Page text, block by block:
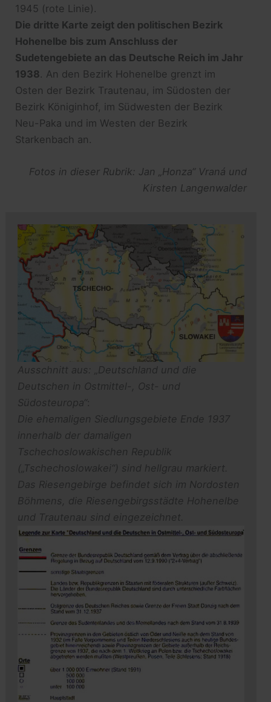
1945 (rote Linie).
Die dritte Karte zeigt den politischen Bezirk
Hohenelbe bis zum Anschluss der
Sudetengebiete an das Deutsche Reich im Jahr
1938. An den Bezirk Hohenelbe grenzt im
Osten der Bezirk Trautenau, im Südosten der
Bezirk Königinhof, im Südwesten der Bezirk
Neu-Paka und im Westen der Bezirk
Starkenbach an.
Fotos in dieser Rubrik: Jan „Honza“ Vraná und
Kirsten Langenwalder
Ausschnitt aus: „Deutschland und die
Deutschen in Ostmittel-, Ost- und
Südosteuropa“:
Die ehemaligen Siedlungsgebiete Ende 1937
innerhalb der damaligen
Tschechoslowakischen Republik
(„Tschechoslowakei“) sind hellgrau markiert.
Das Riesengebirge befindet sich im Nordosten
Böhmens, die Riesengebirgsstädte Hohenelbe
und Trautenau sind eingezeichnet.